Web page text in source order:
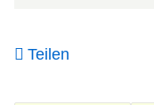
Teilen